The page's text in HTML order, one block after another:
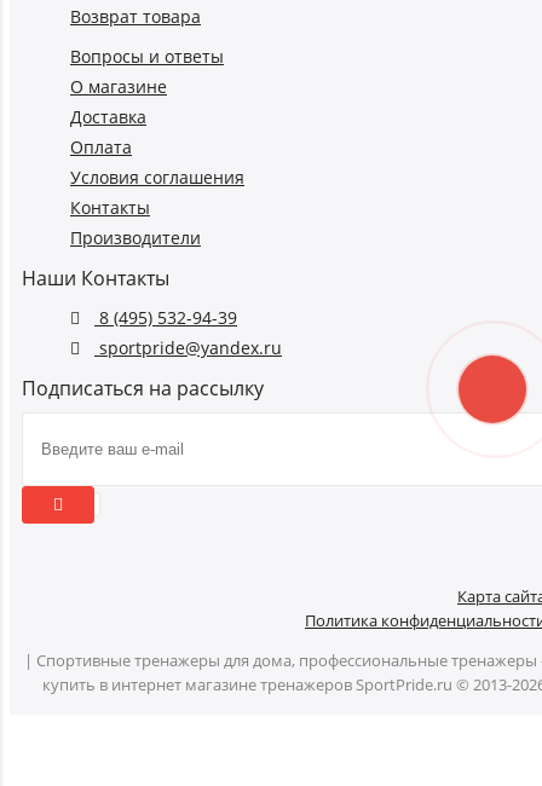
Возврат товара
Вопросы и ответы
О магазине
Доставка
Оплата
Условия соглашения
Контакты
Производители
Наши Контакты
8 (495) 532-94-39
sportpride@yandex.ru
Подписаться на рассылку
Карта
Политика
| Спортивные тренажеры для дома, профессиональные тренажеры
купить в интернет магазине тренажеров SportPride.ru © 2013-